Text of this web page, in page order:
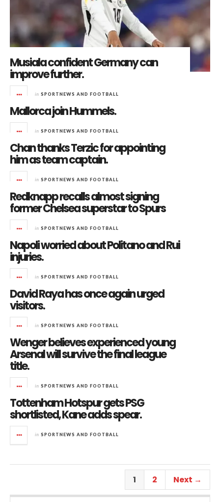
Musiala confident Germany can
improve further.
in SPORTNEWS AND FOOTBALL
Mallorca join Hummels.
in SPORTNEWS AND FOOTBALL
Chan thanks Terzic for appointing
him as team captain.
in SPORTNEWS AND FOOTBALL
Redknapp recalls almost signing
former Chelsea superstar to Spurs
in SPORTNEWS AND FOOTBALL
Napoli worried about Politano and Rui
injuries.
in SPORTNEWS AND FOOTBALL
David Raya has once again urged
visitors.
in SPORTNEWS AND FOOTBALL
Wenger believes experienced young
Arsenal will survive the final league
title.
in SPORTNEWS AND FOOTBALL
Tottenham Hotspur gets PSG
shortlisted, Kane adds spear.
in SPORTNEWS AND FOOTBALL
1 2 Next →